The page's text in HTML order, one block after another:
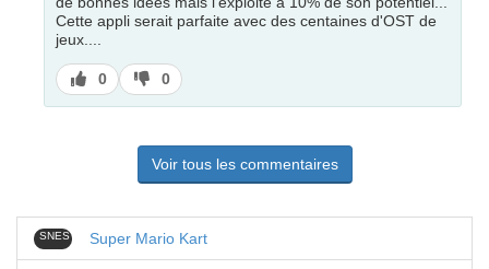
Cette appli serait parfaite avec des centaines d'OST de
jeux....
J’aime
0
J’aime
pas
0
Voir tous les commentaires
SNES Super Mario Kart